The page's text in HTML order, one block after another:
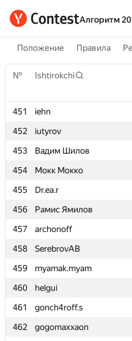
Алгоритм
Положение Правила
№ Ishtirokchi
451 iehn
452
iutyrov
453
Вадим Шилов
454
Мокк Мокко
455
Dr.ea.r
456
Рамис Ямилов
457
archonoff
458
SerebrovAB
459
myamak.myam
460
helgui
461
gonch4roff.s
462
gogomaxxaon
№ Ishtirokchi
451 iehn
452
iutyrov
453
Вадим Шилов
454
Мокк Мокко
455
Dr.ea.r
456
Рамис Ямилов
457
archonoff
458
SerebrovAB
459
myamak.myam
460
helgui
461
gonch4roff.s
462
gogomaxxaon